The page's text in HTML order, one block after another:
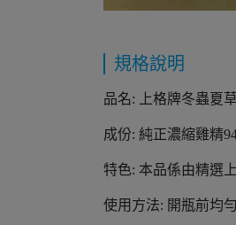
規格說明
品名: 上格牌冬蟲夏
成份: 純正濃縮雞精
特色: 本品係由精選
使用方法: 開瓶前均